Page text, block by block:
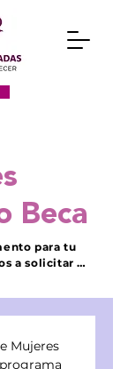
Beca
para tu
a solicitar
Recibirás
en el
Mujeres